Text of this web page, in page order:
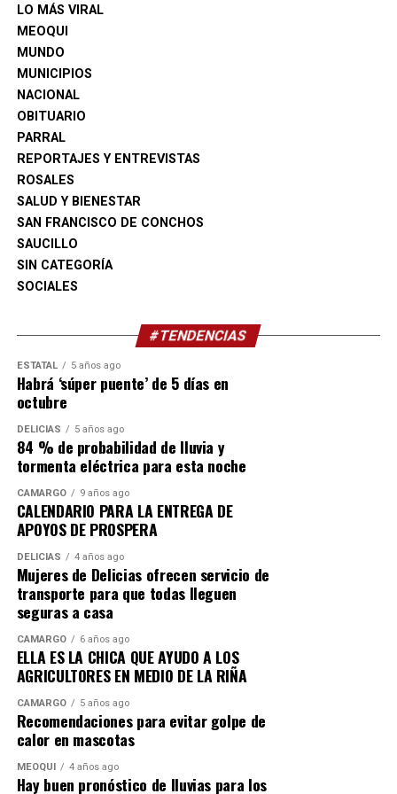
legislación que Movimiento Ciudadano denomina “Ley
Espía”.
Finalmente, reiteró la invitación para que la población
participe en este ejercicio ciudadano durante la jornada
dominical.
LO MÁS VIRAL
MEOQUI
MUNDO
MUNICIPIOS
NACIONAL
OBITUARIO
PARRAL
REPORTAJES Y ENTREVISTAS
ROSALES
SALUD Y BIENESTAR
SAN FRANCISCO DE CONCHOS
SAUCILLO
SIN CATEGORÍA
SOCIALES
#TENDENCIAS
ESTATAL 5 años ago
Habrá ‘súper puente’ de 5 días en
octubre
DELICIAS 5 años ago
84 % de probabilidad de lluvia y
tormenta eléctrica para esta noche
CAMARGO 9 años ago
CALENDARIO PARA LA ENTREGA DE
APOYOS DE PROSPERA
DELICIAS 4 años ago
Mujeres de Delicias ofrecen servicio de
transporte para que todas lleguen
seguras a casa
CAMARGO 6 años ago
ELLA ES LA CHICA QUE AYUDO A LOS
AGRICULTORES EN MEDIO DE LA RIÑA
CAMARGO 5 años ago
Recomendaciones para evitar golpe de
calor en mascotas
MEOQUI 4 años ago
Hay buen pronóstico de lluvias para los